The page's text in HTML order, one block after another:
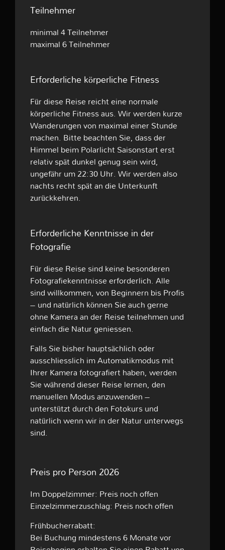
Teilnehmer
minimal 4 Teilnehmer
maximal 6 Teilnehmer
Erforderliche körperliche Fitness
Für diese Reise reicht eine normale
körperliche Fitness aus. Wir werden kurze
Wanderungen von maximal einer Stunde
machen. Bitte beachten Sie, dass der
Himmel beim Polarlicht Saisonstart erst
relativ spät dunkel genug sein wird,
ungefähr um 22:30 Uhr. Wir werden also
nachts recht spät an die Unterkunft
zurückkehren.
Erforderliche Kenntnisse in der
Fotografie
Für diese Reise sind keine besonderen
Fotografiekenntnisse erforderlich. Alle
sind willkommen, von Beginnern bis Profis
– und natürlich können Sie auch gerne
ohne Kamera an der Reise teilnehmen und
einfach die Natur geniessen.
Falls Sie bisher hauptsächlich oder
ausschliesslich im Automatikmodus mit
Ihrer Kamera fotografiert haben, werden
Sie während dieser Reise lernen, den
manuellen Modus anzuwenden –
unterstützt durch den Fotokurs und
natürlich wenn wir in der Natur unterwegs
sind.
Preis pro Person 2026
Im Doppelzimmer: Preis noch offen
Einzelzimmerzuschlag: Preis noch offen
Frühbucherrabatt:
Bei Buchung mindestens 6 Monate vor